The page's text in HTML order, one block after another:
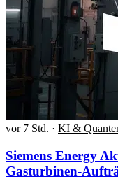
vor 7 Std. · KI &
Siemens Energy
Gasturbinen-